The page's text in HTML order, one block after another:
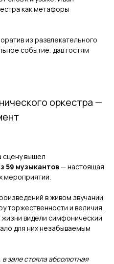
как метафоры
из развлекательного
событие, дав гостям
оркестра —
сцену вышел
59 музыкантов — настоящая
мероприятий.
в живом звучании
торжественности и величия.
жизни видели симфонический
для них незабываемым
в зале стояла абсолютная